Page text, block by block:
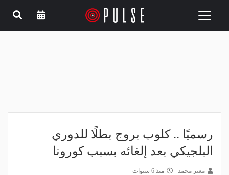
Toggle
رسميًا .. كلوب بروج بطلًا للدوري
البلجيكي بعد إلغائه بسبب كورونا
معتز محمد منذ 6 سنوات